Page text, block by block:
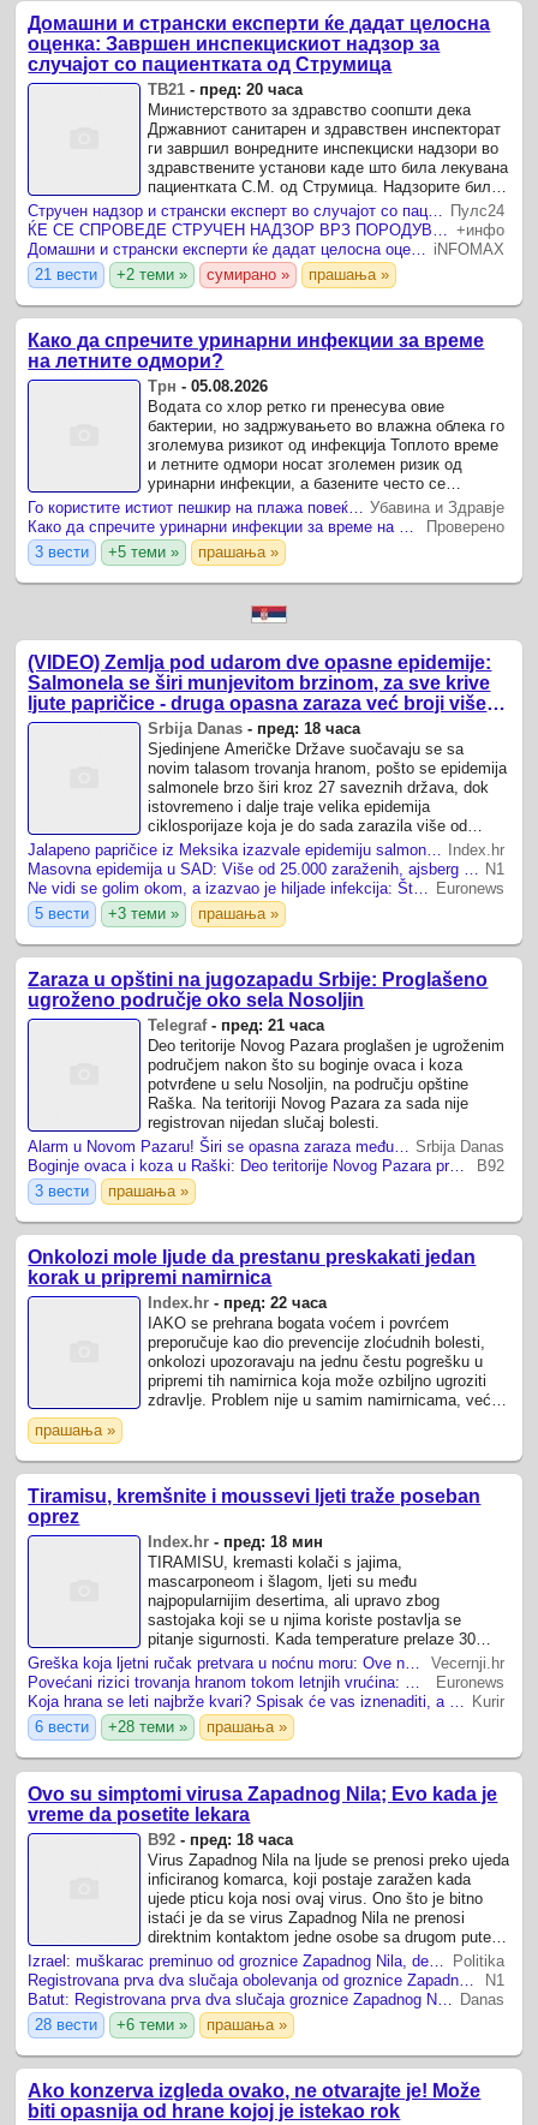
Домашни и странски експерти ќе дадат целосна
оценка: Завршен инспекцискиот надзор за
случајот со пациентката од Струмица
ТВ21 - пред: 20 часа
Министерството за здравство соопшти дека
Државниот санитарен и здравствен инспекторат
ги завршил вонредните инспекциски надзори во
здравствените установи каде што била лекувана
пациентката С.М. од Струмица. Надзорите биле
спроведени во Општата болница во Струмица,
Клиничката ...
Пулс24
+инфо
iNFOMAX
21 вести
+2 теми » сумирано » прашања »
Како да спречите уринарни инфекции за време
на летните одмори?
Трн -05.08.2026
Водата со хлор ретко ги пренесува овие
бактерии, но задржувањето во влажна облека го
зголемува ризикот од инфекција Топлото време
и летните одмори носат зголемен ризик од
уринарни инфекции, а базените често се
посочуваат како главни виновници за овој
здравствен проблем.
Убавина и Здравје
Проверено
3 вести
+5 теми » прашања »
(VIDEO) Zemlja pod udarom dve opasne epidemije:
Salmonela se širi munjevitom brzinom, za sve krive
ljute papričice - druga opasna zaraza već broji više
od 22.000 obolelihSrbija Danas - пред: 18 часа
Sjedinjene Američke Države suočavaju se sa
novim talasom trovanja hranom, pošto se epidemija
salmonele brzo širi kroz 27 saveznih država, dok
istovremeno i dalje traje velika epidemija
ciklosporijaze koja je do sada zarazila više od
22.000 ljudi.
Index.hr
N1
Euronews
5 вести
+3 теми » прашања »
Zaraza u opštini na jugozapadu Srbije: Proglašeno
ugroženo područje oko sela Nosoljin
Telegraf- пред: 21 часа
Deo teritorije Novog Pazara proglašen je ugroženim
područjem nakon što su boginje ovaca i koza
potvrđene u selu Nosoljin, na području opštine
Raška. Na teritoriji Novog Pazara za sada nije
registrovan nijedan slučaj bolesti.
Srbija Danas
Boginje ovaca i koza u Raški: Deo teritorije Novog Pazara proglašen ugroženim područjem
B92
3 вести
прашања »
Onkolozi mole ljude da prestanu preskakati jedan
korak u pripremi namirnica
Index.hr - пред: 22 часа
IAKO se prehrana bogata voćem i povrćem
preporučuje kao dio prevencije zloćudnih bolesti,
onkolozi upozoravaju na jednu čestu pogrešku u
pripremi tih namirnica koja može ozbiljno ugroziti
zdravlje. Problem nije u samim namirnicama, već u
прашања »
Tiramisu, kremšnite i moussevi ljeti traže poseban
oprez
Index.hr - пред: 18 мин
TIRAMISU, kremasti kolači s jajima,
mascarponeom i šlagom, ljeti su među
najpopularnijim desertima, ali upravo zbog
sastojaka koji se u njima koriste postavlja se
pitanje sigurnosti. Kada temperature prelaze 30
stupnjeva, koliko dugo takvi kolači smiju stajati
izvan hladnjaka i ...
Greška koja ljetni ručak pretvara u noćnu moru: Ove namirnice postaju otrovne na vrućinama
Vecernji.hr
Povećani rizici trovanja hranom tokom letnjih vrućina: Koji su prvi simptomi i kako se zaštititi?
Euronews
Koja hrana se leti najbrže kvari? Spisak će vas iznenaditi, a evo i kako je najbolje čuvati namirnice Kurir
6 вести
+28 теми » прашања »
Ovo su simptomi virusa Zapadnog Nila; Evo kada je
vreme da posetite lekara
B92 - пред: 18 часа
Virus Zapadnog Nila na ljude se prenosi preko ujeda
inficiranog komarca, koji postaje zaražen kada
ujede pticu koja nosi ovaj virus. Ono što je bitno
istaći je da se virus Zapadnog Nila ne prenosi
direktnim kontaktom jedne osobe sa drugom putem
dodira, poljupcem ili negovanjem ...
Politika
N1
Danas
28 вести
+6 теми » прашања »
Ako konzerva izgleda ovako, ne otvarajte je! Može
biti opasnija od hrane kojoj je istekao rok